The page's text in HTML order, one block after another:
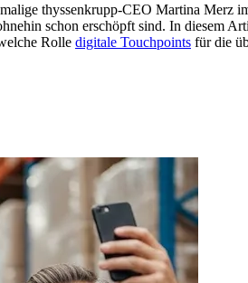
thyssenkrupp-CEO Martina Merz
schon erschöpft sind. In diesem
Rolle digitale Touchpoints für die